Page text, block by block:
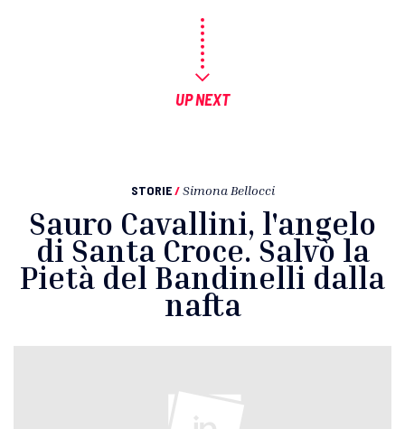
UP NEXT
STORIE / Simona Bellocci
Sauro Cavallini, l'angelo
di Santa Croce. Salvò la
Pietà del Bandinelli dalla
nafta